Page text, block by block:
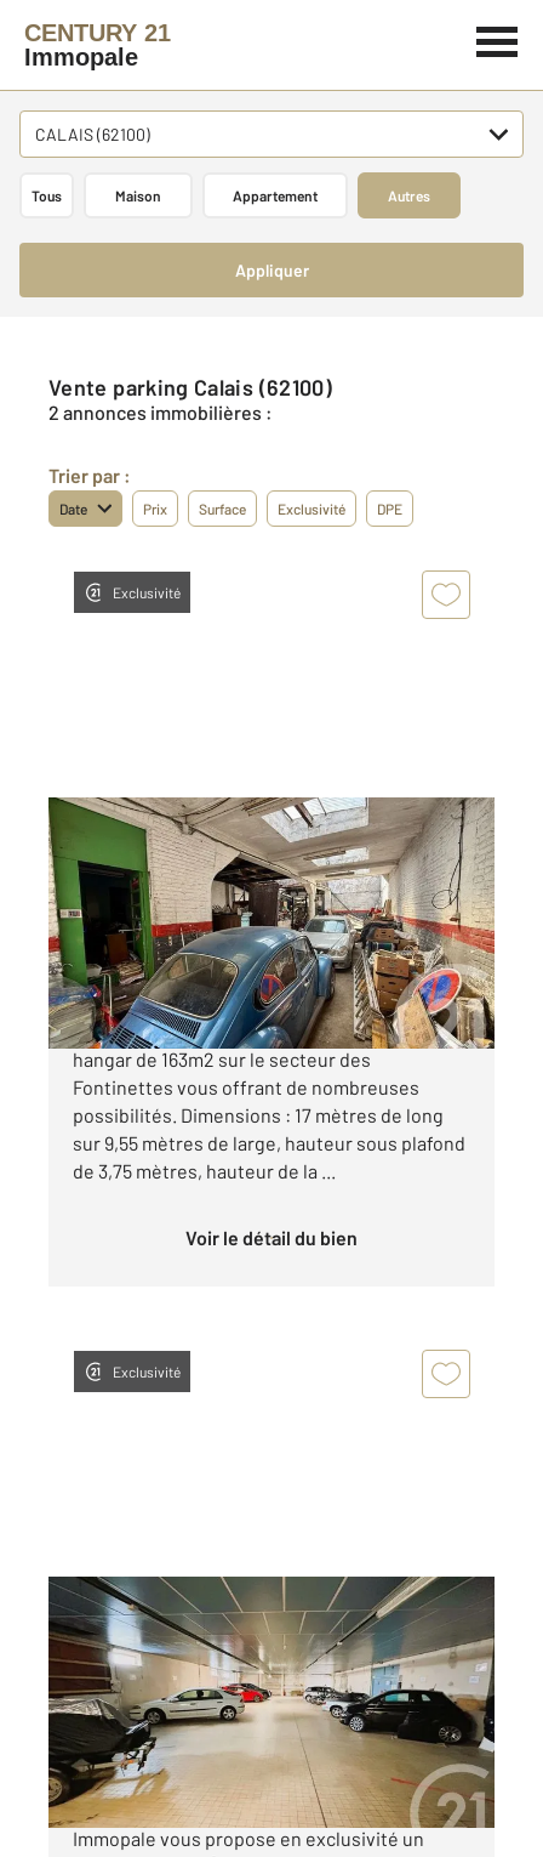
CENTURY 21
Immopale
CALAIS (62100)
Tous Maison Appartement Autres
Appliquer
Vente parking Calais (62100)
2 annonces immobilières :
Trier par :
Date Prix Surface Exclusivité DPE
Exclusivité
CALAIS 62
163 m
Ref : 18818
Parking à vendre
91 000 €
Century21 vous propose en exclusivité ce
hangar de 163m2 sur le secteur des
Fontinettes vous offrant de nombreuses
possibilités. Dimensions : 17 mètres de long
sur 9,55 mètres de large, hauteur sous plafond
de 3,75 mètres, hauteur de la ...
Voir le détail du bien
Exclusivité
CALAIS 62
370 m2
Ref : 18476
Parking à vendre
167 500 €
Nouveauté pour investisseurs, Century 21
Immopale vous propose en exclusivité un